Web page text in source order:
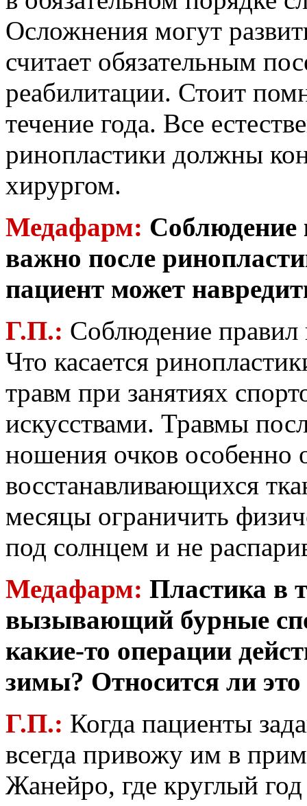
Осложнения могут
считает обязательным
реабилитации. Стоит
течение года. Все
ринопластики должны
хирургом.
Медафарм: Соблюдение
важно после
пациент может
Г.П.: Соблюдение
Что касается
травм при занятиях
искусствами. Травмы
ношения очков особенно
восстанавливающихся
месяцы ограничить
под солнцем и не
Медафарм: Пластика в
вызывающий бурные
какие-то операции
зимы? Относится ли это
Г.П.: Когда пациенты
всегда привожу им в
Жанейро, где круглый